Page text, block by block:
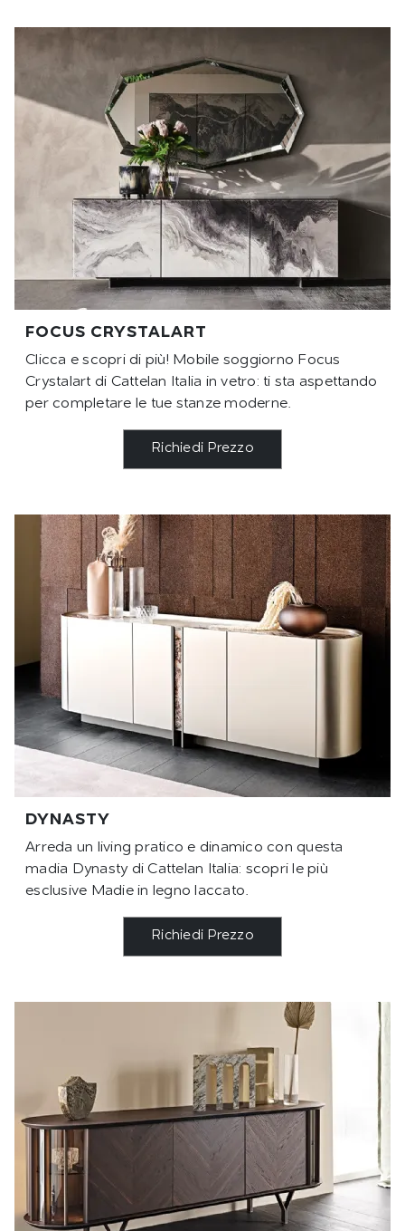
FOCUS CRYSTALART
Clicca e scopri di più! Mobile soggiorno Focus
Crystalart di Cattelan Italia in vetro: ti sta aspettando
per completare le tue stanze moderne.
Richiedi Prezzo
DYNASTY
Arreda un living pratico e dinamico con questa
madia Dynasty di Cattelan Italia: scopri le più
esclusive Madie in legno laccato.
Richiedi Prezzo